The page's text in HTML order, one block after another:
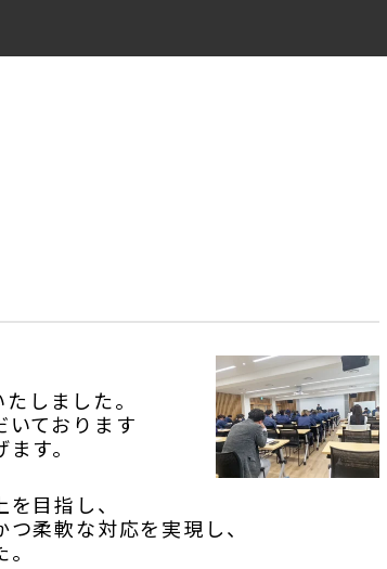
しました。
いております
す。
目指し、
柔軟な対応を実現し、